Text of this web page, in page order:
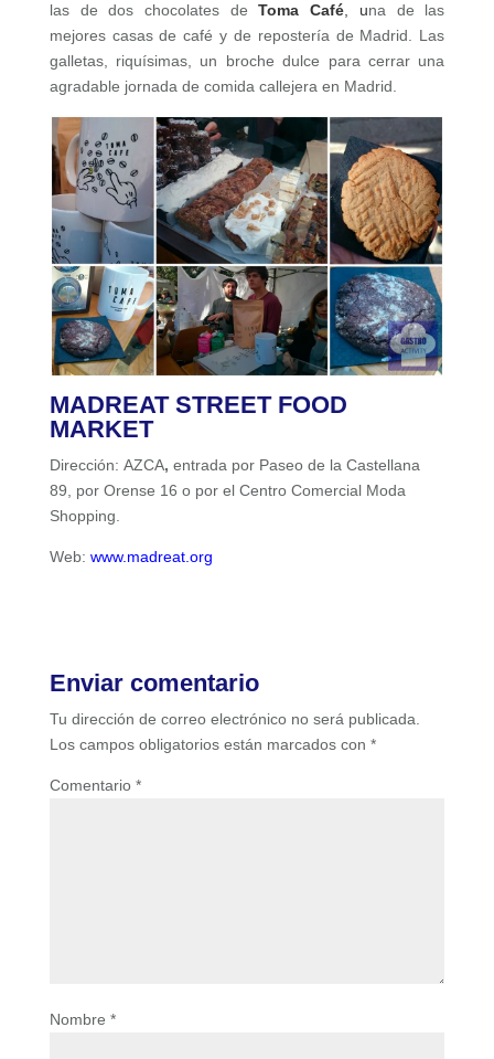
las de dos chocolates de
Toma Café , una de las
mejores casas de café y de repostería de Madrid. Las
galletas, riquísimas, un broche dulce para cerrar una
agradable jornada de comida callejera en Madrid.
MADREAT STREET FOOD
MARKET
Dirección: AZCA, entrada por Paseo de la Castellana
89, por Orense 16 o por el Centro Comercial Moda
Shopping.
Web: www.madreat.org
Enviar comentario
Tu dirección de correo electrónico no será publicada.
Los campos obligatorios están marcados con *
Comentario *
Nombre *